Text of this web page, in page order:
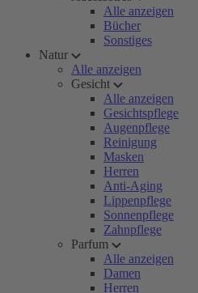
Alle anzeigen
Bücher
Sonstiges
Natur
Alle anzeigen
Gesicht
Alle anzeigen
Gesichtspflege
Augenpflege
Reinigung
Masken
Herren
Anti-Aging
Lippenpflege
Sonnenpflege
Zahnpflege
Parfum
Alle anzeigen
Damen
Herren